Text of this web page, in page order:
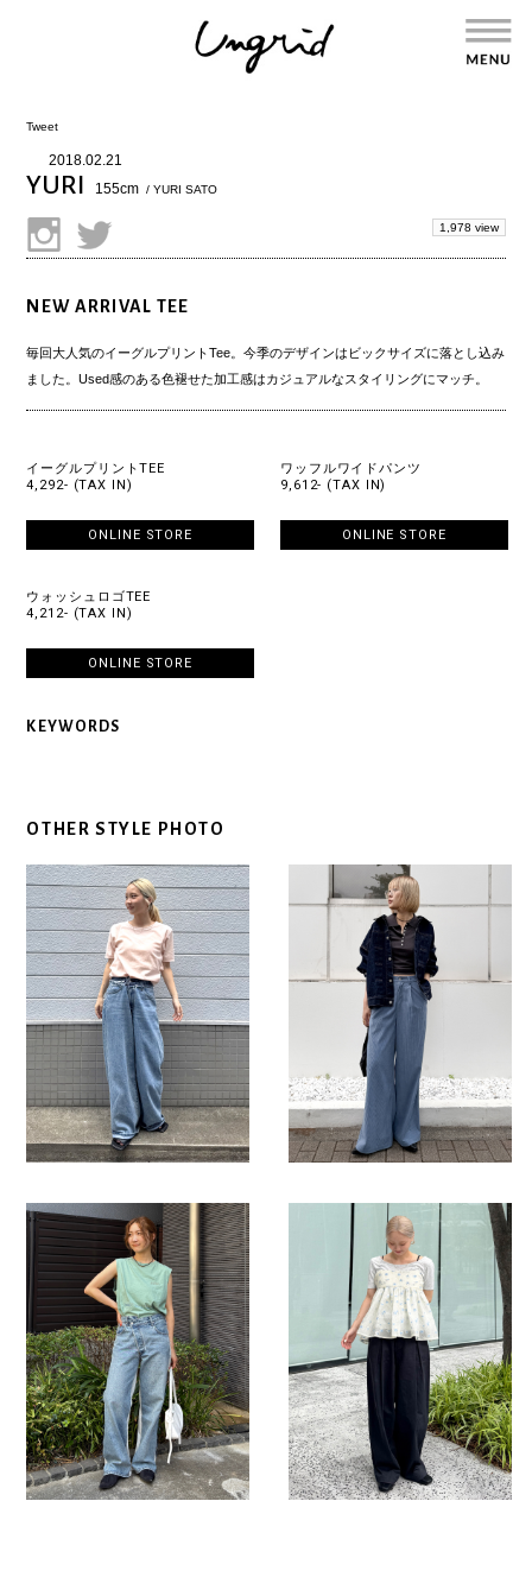
Tweet
2018.02.21
YURI 155cm / YURI SATO
1,978 view
NEW ARRIVAL TEE
毎回大人気のイーグルプリントTee。今季のデザインはビックサイズに落とし込み
ました。Used感のある色褪せた加工感はカジュアルなスタイリングにマッチ。
イーグルプリントTEE
4,292- (TAX IN)
ONLINE STORE
ワッフルワイドパンツ
9,612- (TAX IN)
ONLINE STORE
ウォッシュロゴTEE
4,212- (TAX IN)
ONLINE STORE
KEYWORDS
OTHER STYLE PHOTO